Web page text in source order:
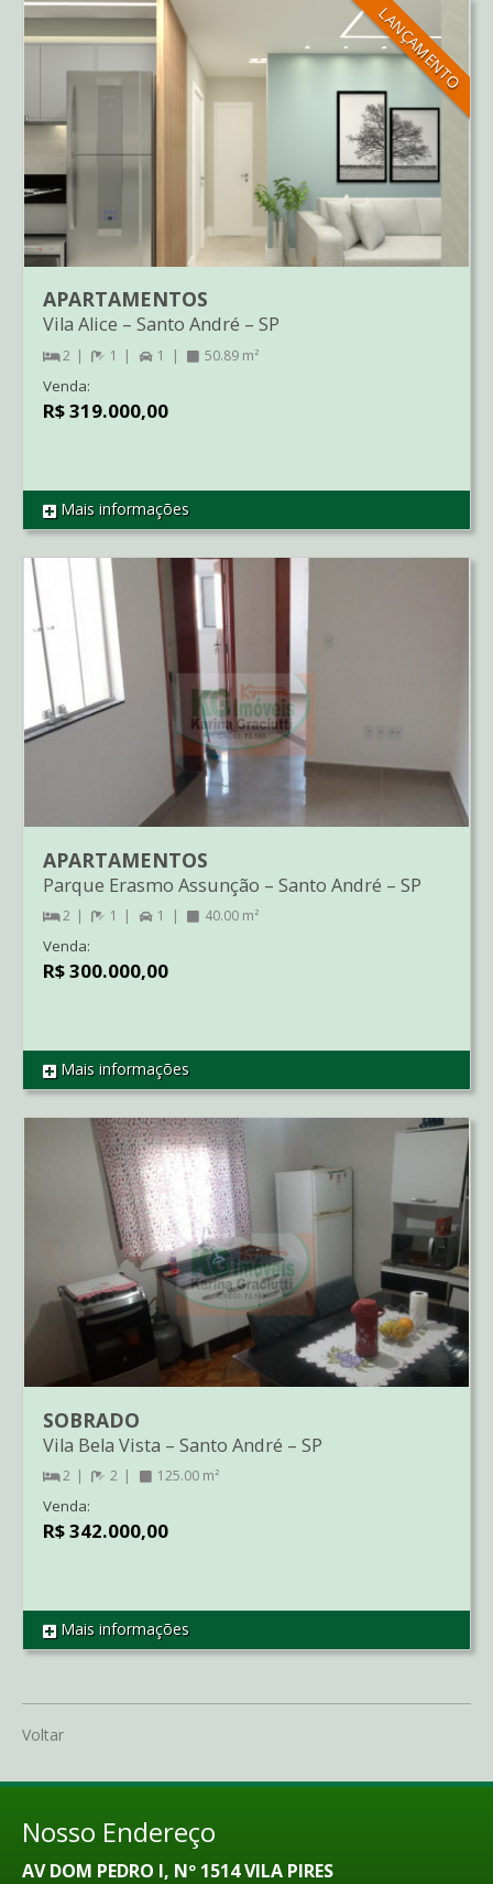
LANÇAMENTO
REF AP1688
APARTAMENTOS
Vila Alice – Santo André – SP
2 1 1 50.89 m²
Venda:
R$ 319.000,00
Mais informações
REF AP2323
APARTAMENTOS
Parque Erasmo Assunção – Santo André – SP
2 1 1 40.00 m²
Venda:
R$ 300.000,00
Mais informações
REF SO1442
SOBRADO
Vila Bela Vista – Santo André – SP
2 2 125.00 m²
Venda:
R$ 342.000,00
Mais informações
Voltar
Nosso Endereço
AV DOM PEDRO I, Nº 1514 VILA PIRES